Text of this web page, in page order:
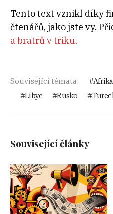
Tento text vznikl díky
čtenářů, jako jste vy.
a bratrů v triku.
Související témata: Afrika
Libye
Rusko
Související články